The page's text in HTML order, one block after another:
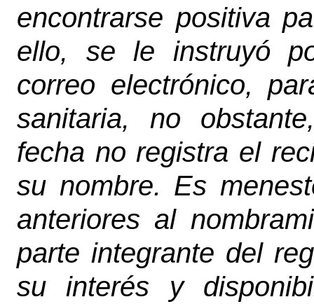
encontrarse positiva
ello, se le instruyó
correo electrónico,
sanitaria, no
fecha no registra el
su nombre. Es
anteriores al
parte integrante del
su interés y